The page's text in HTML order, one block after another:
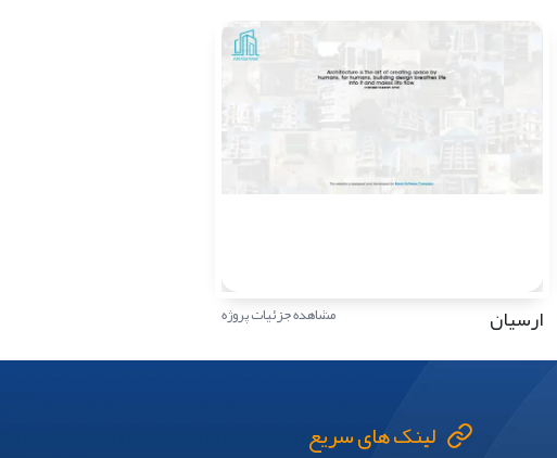
ارسیان مشاهده جزئیات پروژه
لینک های سریع